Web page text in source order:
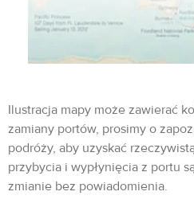
Ilustracja mapy może zawierać
zamiany portów, prosimy o
podróży, aby uzyskać
przybycia i wypłynięcia z portu
zmianie bez powiadomienia.